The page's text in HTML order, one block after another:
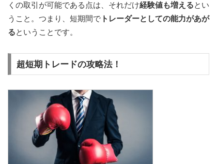
くの取引が可能である点は、それだけ経験値も増えるとい
うこと。つまり、短期間で トレーダーとしての能力があが
るということです。
超短期トレードの攻略法！